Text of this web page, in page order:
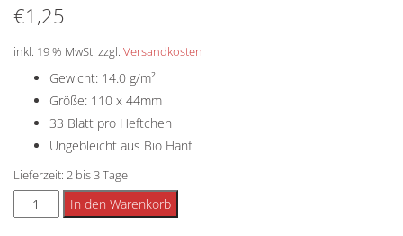
von 5,
basierend
Kundenbewertung
€1,25
inkl. 19 % MwSt. zzgl. Versandkosten
Gewicht: 14.0 g/m²
Größe: 110 x 44mm
33 Blatt pro Heftchen
Ungebleicht aus Bio Hanf
Lieferzeit: 2 bis 3 Tage
GIZEH
PURE
In den Warenkorb